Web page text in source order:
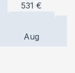
531 €
Aug